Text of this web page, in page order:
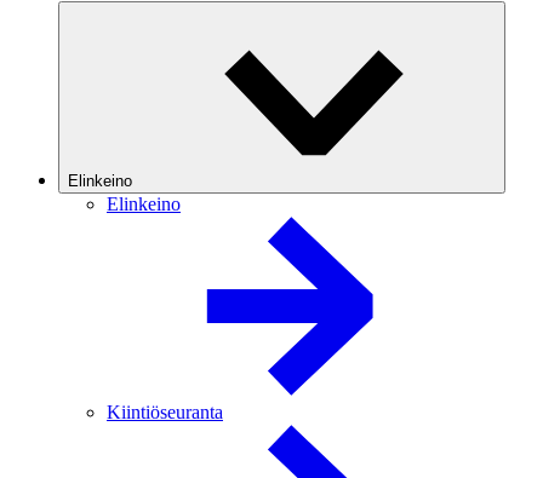
Elinkeino
Elinkeino
Kiintiöseuranta